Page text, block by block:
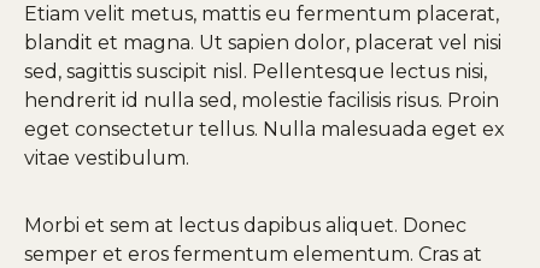
Etiam velit metus, mattis eu fermentum placerat,
blandit et magna. Ut sapien dolor, placerat vel nisi
sed, sagittis suscipit nisl. Pellentesque lectus nisi,
hendrerit id nulla sed, molestie facilisis risus. Proin
eget consectetur tellus. Nulla malesuada eget ex
vitae vestibulum.
Morbi et sem at lectus dapibus aliquet. Donec
semper et eros fermentum elementum. Cras at